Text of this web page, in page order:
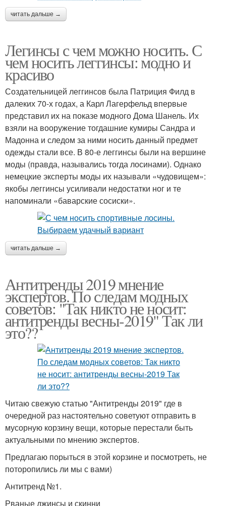
читать дальше →
Легинсы с чем можно носить. С
чем носить леггинсы: модно и
красиво
Создательницей леггинсов была Патриция Филд в
далеких 70-х годах, а Карл Лагерфельд впервые
представил их на показе модного Дома Шанель. Их
взяли на вооружение тогдашние кумиры Сандра и
Мадонна и следом за ними носить данный предмет
одежды стали все. В 80-е леггинсы были на вершине
моды (правда, назывались тогда лосинами). Однако
немецкие эксперты моды их называли «чудовищем»:
якобы леггинсы усиливали недостатки ног и те
напоминали «баварские сосиски».
читать дальше →
Антитренды 2019 мнение
экспертов. По следам модных
советов: "Так никто не носит:
антитренды весны-2019" Так ли
это??
Читаю свежую статью "Антитренды 2019" где в
очередной раз настоятельно советуют отправить в
мусорную корзину вещи, которые перестали быть
актуальными по мнению экспертов.
Предлагаю порыться в этой корзине и посмотреть, не
поторопились ли мы с вами)
Антитренд №1.
Рваные джинсы и скинни